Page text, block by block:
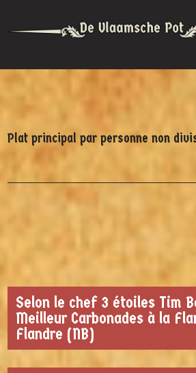
Plat principal par personne non
Selon le chef 3 étoiles Tim
Meilleur Carbonades à la
Flandre (NB)